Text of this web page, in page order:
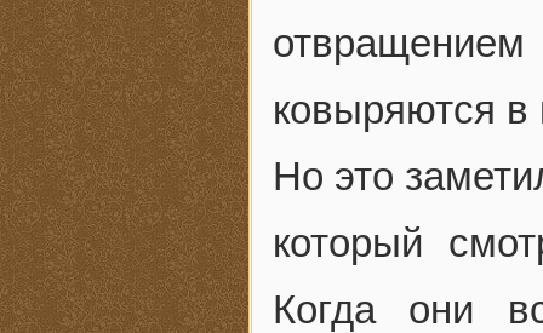
ковыряются в
Но это
который
Когда они